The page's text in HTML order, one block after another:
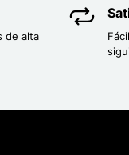
de alta